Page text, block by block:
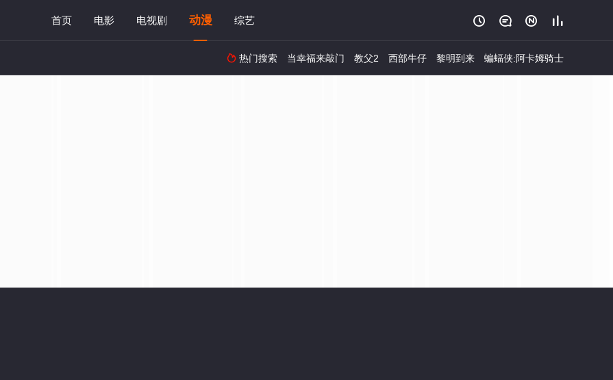
首页 电影 电视剧 动漫 综艺    
 热门搜索 当幸福来敲门 教父2 西部牛仔 黎明到来 蝙蝠侠:阿卡姆骑士